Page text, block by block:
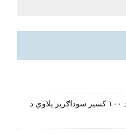
افغانستان ترکمنستان ته د ۱۰۰ کسیز سوداګریز پلاوي د